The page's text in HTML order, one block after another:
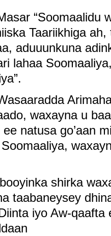
“Soomaalidu
Taariikhiga
aduuunkuna
lahaa
waxayna u
ee natusa go’aan
shirka
taabaneysey
iyo Aw-